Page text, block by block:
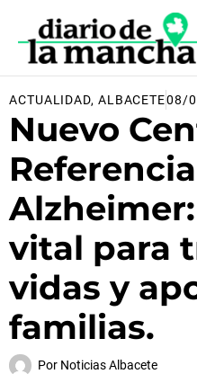
contenido
ACTUALIDAD, ALBACETE08/
Nuevo
vital para
vidas y
familias.
Por Noticias Albacete